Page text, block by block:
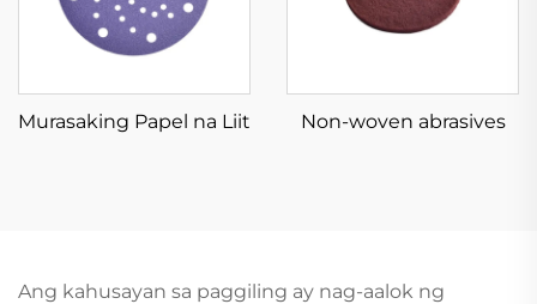
Murasaking Papel na Liit Non-woven abrasives
Ang kahusayan sa paggiling ay nag-aalok ng